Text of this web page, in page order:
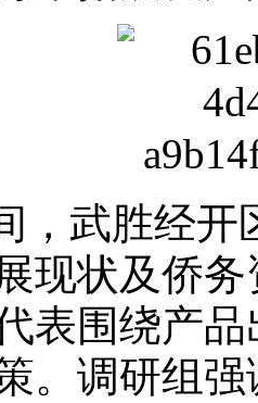
，武胜经
现状及侨
表围绕产
。调研组